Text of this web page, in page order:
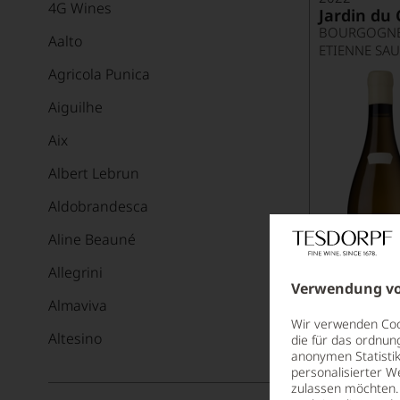
Verwendung
Wir verwenden
die für das
anonymen
personalisierter
zulassen
4G Wines
Aalto
Agricola Punica
Aiguilhe
Aix
Albert Lebrun
Aldobrandesca
Aline Beauné
Allegrini
Almaviva
Altesino
Jardin du
ETIENNE